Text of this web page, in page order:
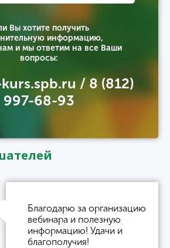
Вы хотите получить
информацию,
и мы ответим на все Ваши
вопросы:
/ 8 (812)
997-68-93
Благодарю за организацию
вебинара и полезную
информацию! Удачи и
благополучия!